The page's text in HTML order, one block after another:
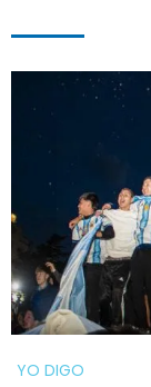
YO DIGO